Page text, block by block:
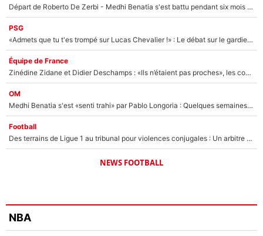
Départ de Roberto De Zerbi - Medhi Benatia s'est battu pendant six mois pour le retenir à l'OM, le PSG a été le naufrage de trop : «Je pars avec toi»
PSG
«Admets que tu t'es trompé sur Lucas Chevalier !» : Le débat sur le gardien du PSG vire au clash à l'After Foot
Équipe de France
Zinédine Zidane et Didier Deschamps : «Ils n’étaient pas proches», les confidences d’un membre de l’équipe de France 1998 sur leur relation spéciale
OM
Medhi Benatia s'est «senti trahi» par Pablo Longoria : Quelques semaines après son départ, l'ancien directeur de football de l'OM règle ses comptes
Football
Des terrains de Ligue 1 au tribunal pour violences conjugales : Un arbitre français encourt une peine de 18 mois de prison !
NEWS FOOTBALL
NBA